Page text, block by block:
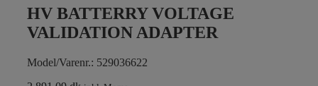
HV BATTERRY VOLTAGE
VALIDATION ADAPTER
Model/Varenr.: 529036622